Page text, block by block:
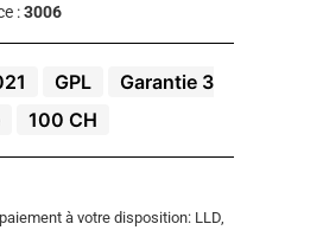
:3006
GPL
Garantie 3
100 CH
à votre disposition: LLD,